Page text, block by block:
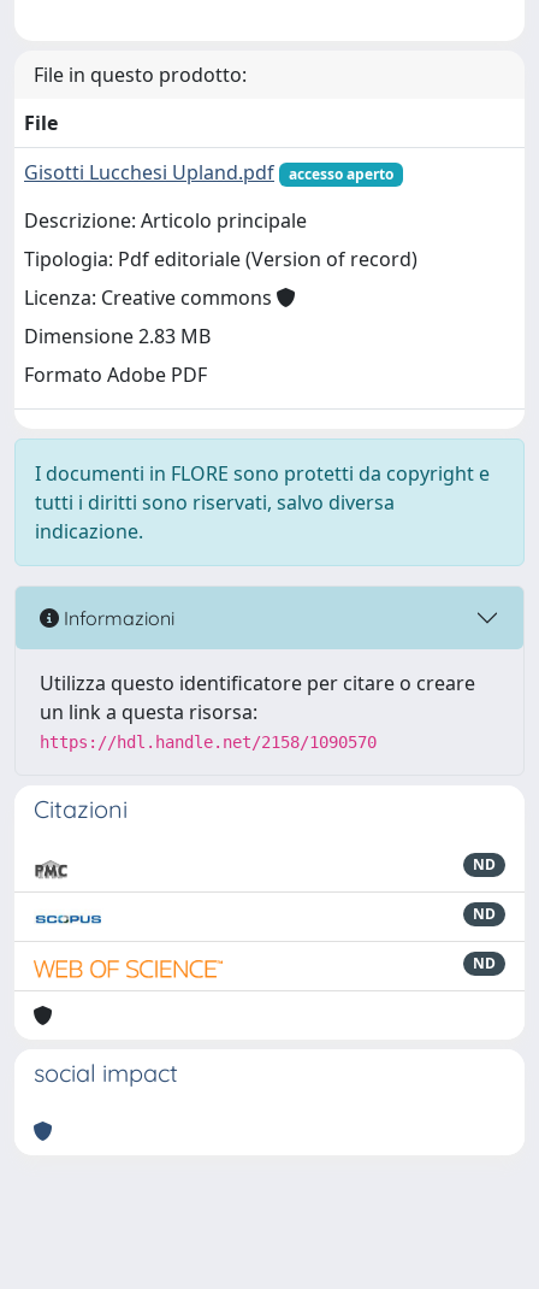
File in questo prodotto:
File
Gisotti Lucchesi Upland.pdf
accesso aperto
Descrizione: Articolo principale
Tipologia: Pdf editoriale (Version of record)
Licenza: Creative commons
Dimensione 2.83 MB
Formato Adobe PDF
I documenti in FLORE sono protetti da copyright e
tutti i diritti sono riservati, salvo diversa
indicazione.
Informazioni
Utilizza questo identificatore per citare o creare
un link a questa risorsa:
https://hdl.handle.net/2158/1090570
Citazioni
ND
ND
ND
social impact